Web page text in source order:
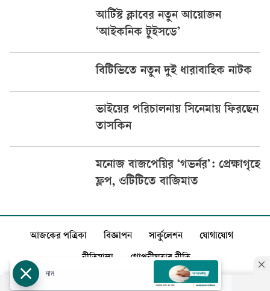
আর্টিস্ট ক্লাবের নতুন আয়োজন
‘আইকনিক টুইসডে’
বিটিভিতে নতুন দুই ধারাবাহিক নাটক
ভাইয়ের পরিচালনায় সিনেমায় ফিরছেন
তাসকিন
মনোজ বাজপেয়ির ‘গভর্নর’: প্রেক্ষাগৃহে
ফ্লপ, ওটিটিতে বাজিমাত
আজকের পত্রিকা বিজ্ঞাপন সার্কুলেশন যোগাযোগ
নীতিমালা গোপনীয়তার নীতি
দাম